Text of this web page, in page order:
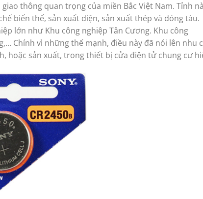
thông quan trọng của miền Bắc Việt Nam. Tỉnh
biến thế, sản xuất điện, sản xuất thép và đóng tàu.
lớn như Khu công nghiệp Tân Cương. Khu công
Chính vì những thế mạnh, điều này đã nói lên nhu
hoặc sản xuất, trong thiết bị cửa điện tử chung cư